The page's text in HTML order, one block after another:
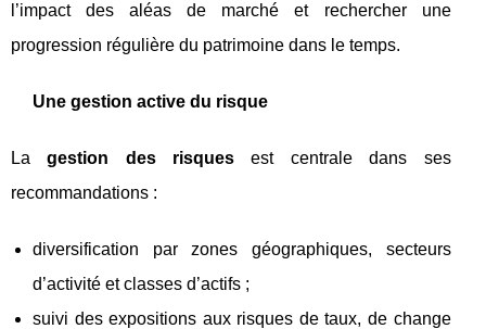
l’impact des aléas de marché et rechercher une
progression régulière du patrimoine dans le temps.
Une gestion active du risque
Lagestion des risques est centrale dans ses
recommandations :
diversification par zones géographiques, secteurs
d’activité et classes d’actifs ;
suivi des expositions aux risques de taux, de change